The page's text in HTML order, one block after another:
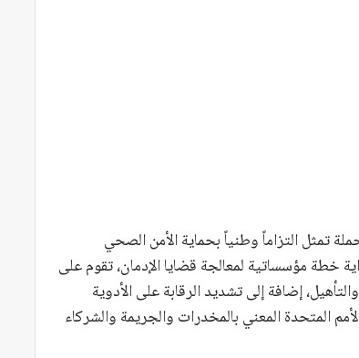
تمثل التزاماً وطنياً بحماية الأمن الصحي
خطة مؤسساتية لمعالجة قضايا الإدمان، تقوم على
إضافة إلى تشديد الرقابة على الأدوية
المتحدة المعني بالمخدرات والجريمة والشركاء